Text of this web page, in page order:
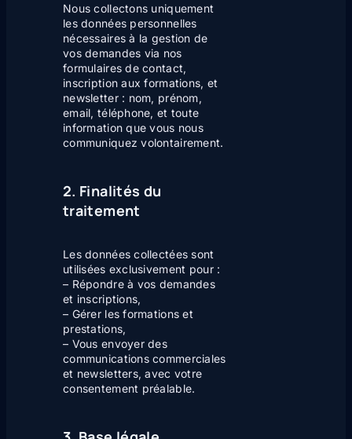
Nous collectons uniquement
les données personnelles
nécessaires à la gestion de
vos demandes via nos
formulaires de contact,
inscription aux formations, et
newsletter : nom, prénom,
email, téléphone, et toute
information que vous nous
communiquez volontairement.
2. Finalités du
traitement
Les données collectées sont
utilisées exclusivement pour :
– Répondre à vos demandes
et inscriptions,
– Gérer les formations et
prestations,
– Vous envoyer des
communications commerciales
et newsletters, avec votre
consentement préalable.